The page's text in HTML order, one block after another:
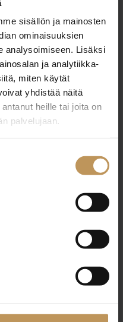
sisällön ja mainosten
ominaisuuksien
analysoimiseen. Lisäksi
ja analytiikka-
miten käytät
yhdistää näitä
heille tai joita on
palvelujaan.